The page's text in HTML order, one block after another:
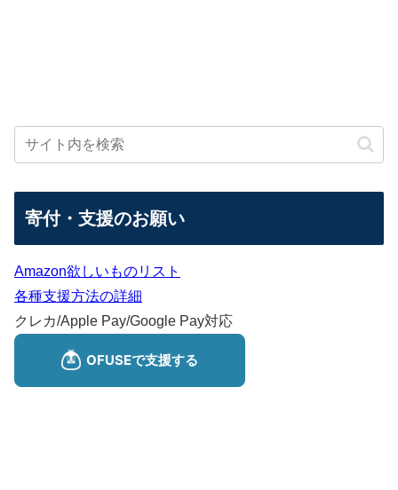
寄付・支援のお願い
Amazon欲しいものリスト
各種支援方法の詳細
クレカ/Apple Pay/Google Pay対応